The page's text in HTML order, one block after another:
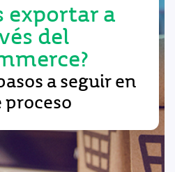
exportar a
del
?
a seguir en
proceso